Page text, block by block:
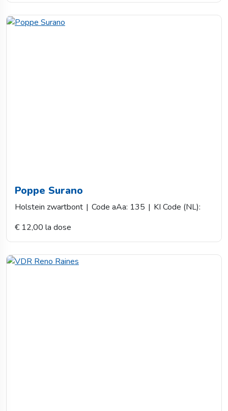
Poppe Surano
Holstein zwartbont | Code aAa: 135 | KI Code (NL):
€ 12,00 la dose